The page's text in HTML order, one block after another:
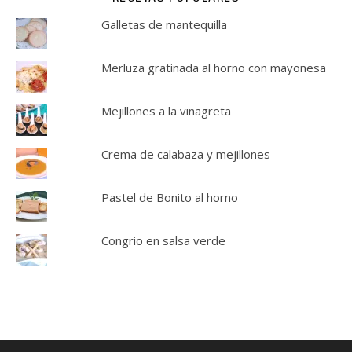
Galletas de mantequilla
Merluza gratinada al horno con mayonesa
Mejillones a la vinagreta
Crema de calabaza y mejillones
Pastel de Bonito al horno
Congrio en salsa verde